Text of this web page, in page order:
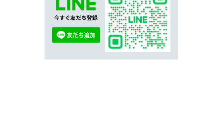
今すぐ友だち登録